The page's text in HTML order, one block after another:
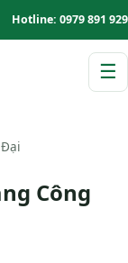
Hotline: 0979 891 929
☰
Công